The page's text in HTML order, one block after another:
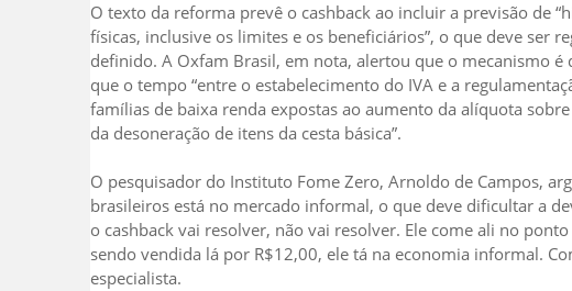
O texto da reforma prevê o cashback ao incluir a previsão de
físicas, inclusive os limites e os beneficiários”, o que deve ser
definido. A Oxfam Brasil, em nota, alertou que o mecanismo
que o tempo “entre o estabelecimento do IVA e a
famílias de baixa renda expostas ao aumento da alíquota
da desoneração de itens da cesta básica”.
O pesquisador do Instituto Fome Zero, Arnoldo de Campos,
brasileiros está no mercado informal, o que deve dificultar a
o cashback vai resolver, não vai resolver. Ele come ali no
sendo vendida lá por R$12,00, ele tá na economia informal.
especialista.